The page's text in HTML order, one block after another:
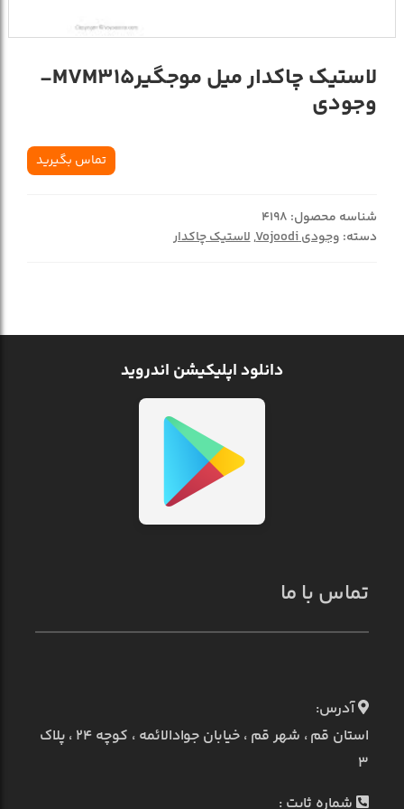
لاستیک چاکدار میل موجگیرMVM315-
وجودی
تماس بگیرید
شناسه محصول: 4198
دسته: وجودی Vojoodi ,لاستیک چاکدار
دانلود اپلیکیشن اندروید
تماس با ما
آدرس:
استان قم ، شهر قم ، خیابان جوادالائمه ، کوچه ۲۴ ، پلاک
۳
شماره ثابت :